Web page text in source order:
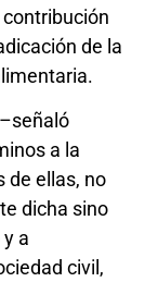
de la
a la
de ellas, no
dicha sino
a
civil,